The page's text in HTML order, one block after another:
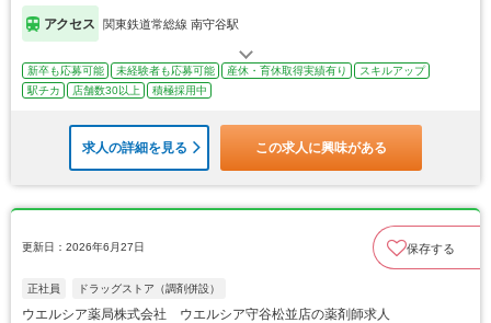
アクセス 関東鉄道常総線 南守谷駅
新卒も応募可能 未経験者も応募可能 産休・育休取得実績有り
スキルアップ
駅チカ
店舗数30以上 積極採用中
求人の詳細を見る この求人に興味がある
更新日：2026年6月27日 保存する
正社員 ドラッグストア（調剤併設）
ウエルシア薬局株式会社 ウエルシア守谷松並店の薬剤師求人